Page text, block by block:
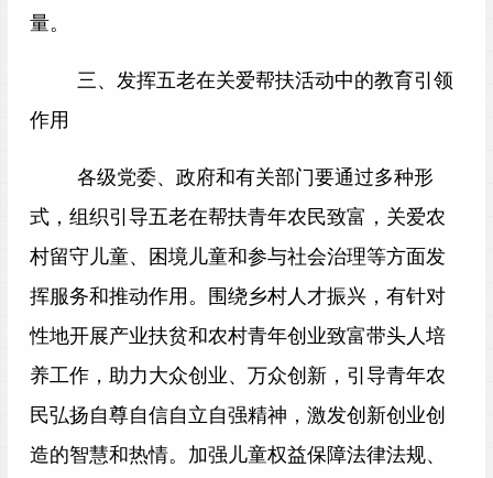
量。
三、发挥五老在关爱帮扶活动中的教育引领
作用
各级党委、政府和有关部门要通过多种形
式，组织引导五老在帮扶青年农民致富，关爱农
村留守儿童、困境儿童和参与社会治理等方面发
挥服务和推动作用。围绕乡村人才振兴，有针对
性地开展产业扶贫和农村青年创业致富带头人培
养工作，助力大众创业、万众创新，引导青年农
民弘扬自尊自信自立自强精神，激发创新创业创
造的智慧和热情。加强儿童权益保障法律法规、